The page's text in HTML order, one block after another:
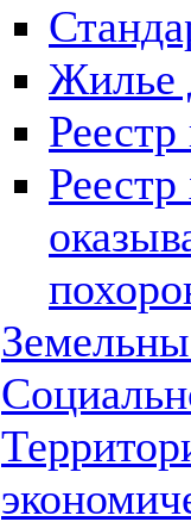
Жилье